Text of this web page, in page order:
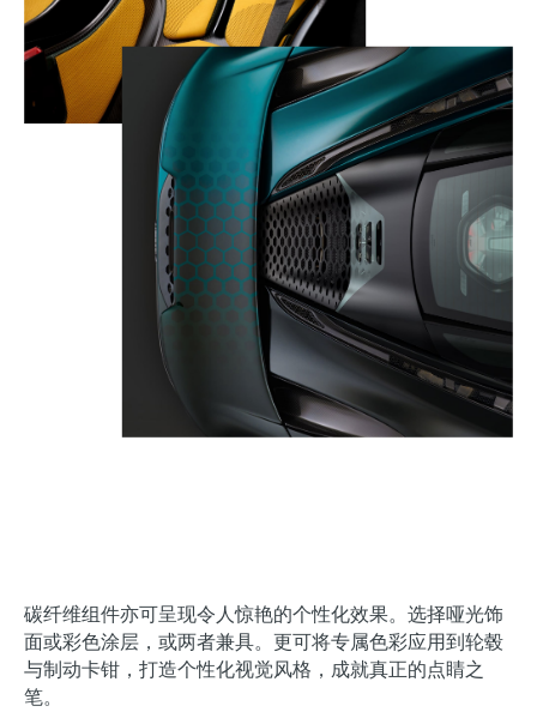
碳纤维组件亦可呈现令人惊艳的个性化效果。选择哑光饰
面或彩色涂层，或两者兼具。更可将专属色彩应用到轮毂
与制动卡钳，打造个性化视觉风格，成就真正的点睛之
笔。